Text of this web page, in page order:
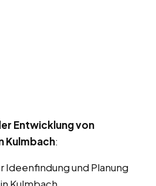
Entwicklung von
Kulmbach:
Ideenfindung und Planung